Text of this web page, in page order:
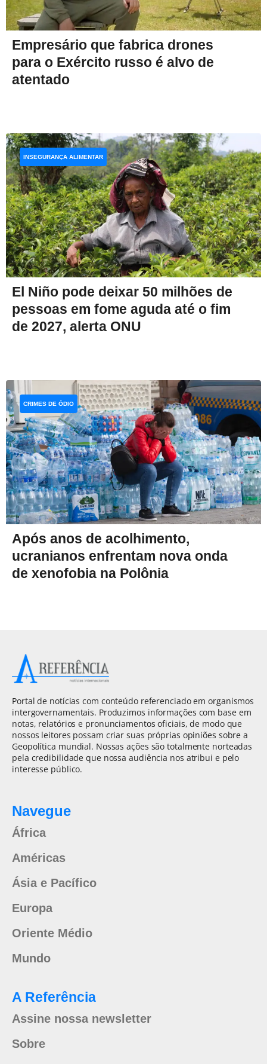
Empresário que fabrica drones
para o Exército russo é alvo de
atentado
El Niño pode deixar 50 milhões de
pessoas em fome aguda até o fim
de 2027, alerta ONU
INSEGURANÇA ALIMENTAR
Após anos de acolhimento,
ucranianos enfrentam nova onda
de xenofobia na Polônia
CRIMES DE ÓDIO
Portal de notícias com conteúdo referenciado em organismos
intergovernamentais. Produzimos informações com base em
notas, relatórios e pronunciamentos oficiais, de modo que
nossos leitores possam criar suas próprias opiniões sobre a
Geopolítica mundial. Nossas ações são totalmente norteadas
pela credibilidade que nossa audiência nos atribui e pelo
interesse público.
Navegue
África
Américas
Ásia e Pacífico
Europa
Oriente Médio
Mundo
A Referência
Assine nossa newsletter
Sobre